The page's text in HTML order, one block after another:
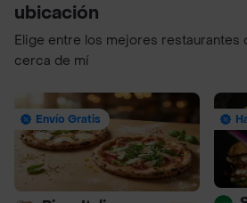
ubicación
Elige entre los mejores restaurantes
cerca de mí
Envío Gratis